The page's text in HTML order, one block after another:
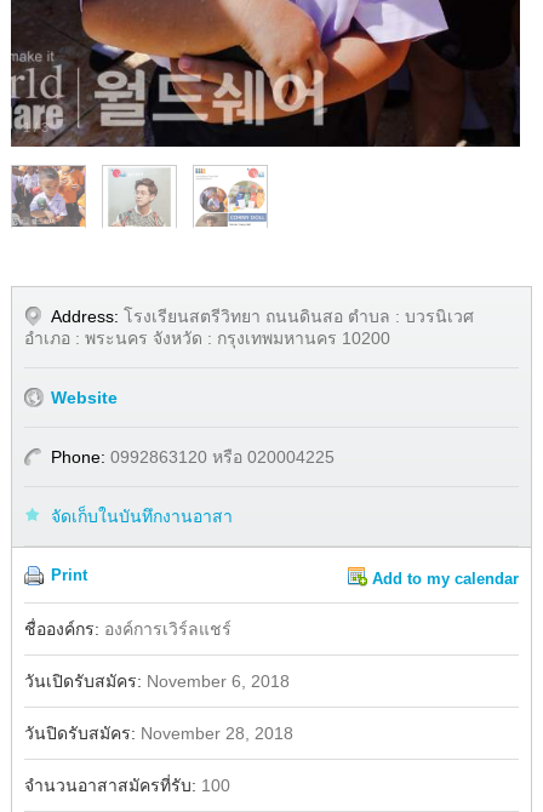
1/3
Address: โรงเรียนสตรีวิทยา ถนนดินสอ ตำบล : บวรนิเวศ
อำเภอ : พระนคร จังหวัด : กรุงเทพมหานคร 10200
Website
Phone: 0992863120 หรือ 020004225
จัดเก็บในบันทึกงานอาสา
Print Add to my calendar
Facebook
ชื่อองค์กร: องค์การเวิร์ลแชร์
วันเปิดรับสมัคร: November 6, 2018
วันปิดรับสมัคร: November 28, 2018
จำนวนอาสาสมัครที่รับ: 100